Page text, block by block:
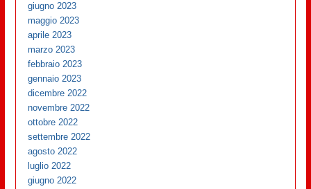
giugno 2023
maggio 2023
aprile 2023
marzo 2023
febbraio 2023
gennaio 2023
dicembre 2022
novembre 2022
ottobre 2022
settembre 2022
agosto 2022
luglio 2022
giugno 2022